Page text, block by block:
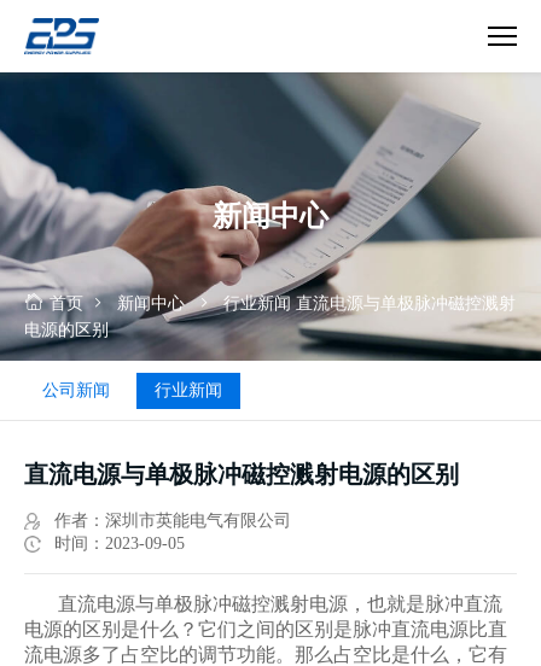
电
与
单
极
脉
冲
控
新闻中心
首页 新闻中心 行业新闻 直流电源与单极脉冲磁控溅射
电源的区别
公司新闻 行业新闻
直流电源与单极脉冲磁控溅射电源的区别
作者：深圳市英能电气有限公司
时间：2023-09-05
直流电源与单极脉冲磁控溅射电源，也就是脉冲直流
电源的区别是什么？它们之间的区别是脉冲直流电源比直
流电源多了占空比的调节功能。那么占空比是什么，它有